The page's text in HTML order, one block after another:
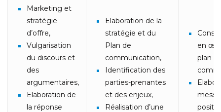
Marketing et
stratégie
d’offre,
Vulgarisation
du discours et
des
argumentaires,
Elaboration de
la réponse
Elaboration de la
stratégie et du
Plan de
communication,
Identification des
parties-prenantes
et des enjeux,
Réalisation d’une
en
plan